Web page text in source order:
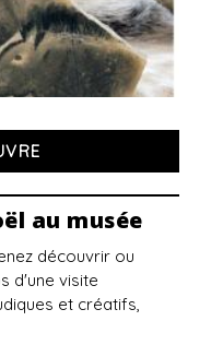
au musée
découvrir ou
d'une visite
et créatifs,